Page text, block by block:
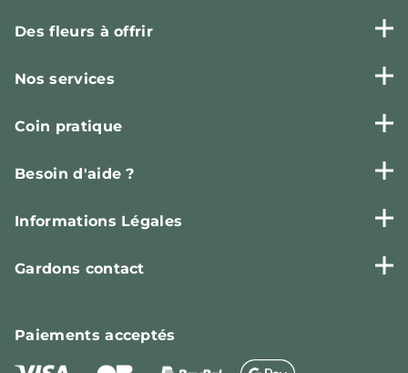
Des fleurs à offrir
Nos services
Coin pratique
Besoin d'aide ?
Informations Légales
Gardons contact
Paiementsacceptés